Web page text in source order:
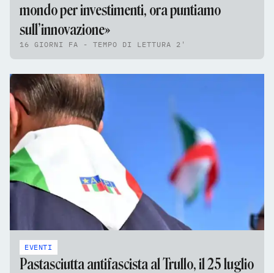
mondo per investimenti, ora puntiamo
sull’innovazione»
16 GIORNI FA - TEMPO DI LETTURA 2'
EVENTI
Pastasciutta antifascista al Trullo, il 25 luglio